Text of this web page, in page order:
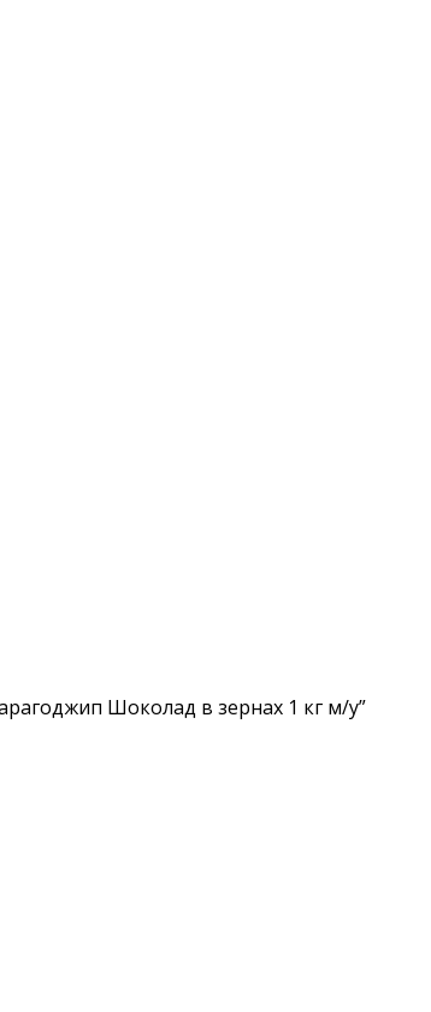
Шоколад в зернах 1 кг м/у”